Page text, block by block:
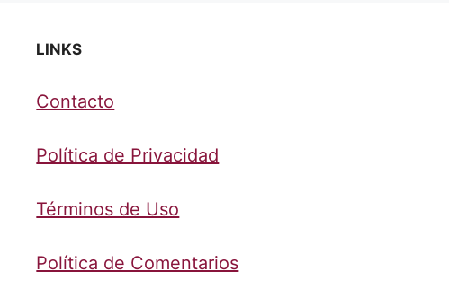
LINKS
Contacto
Política de Privacidad
Términos de Uso
Política de Comentarios